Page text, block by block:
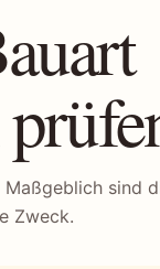
sind
Zweck.